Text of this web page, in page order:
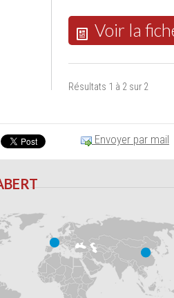
Voir la
Résultats 1 à 2 sur 2
Envoyer par mail